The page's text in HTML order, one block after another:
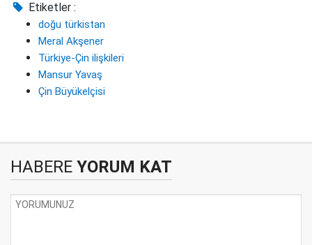
Etiketler :
doğu türkistan
Meral Akşener
Türkiye-Çin ilişkileri
Mansur Yavaş
Çin Büyükelçisi
HABERE YORUM KAT